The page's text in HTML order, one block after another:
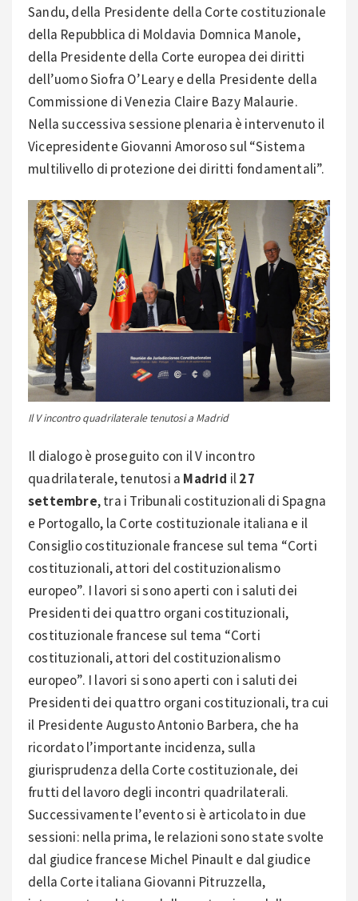
Sandu, della Presidente della Corte costituzionale
della Repubblica di Moldavia Domnica Manole,
della Presidente della Corte europea dei diritti
dell’uomo Siofra O’Leary e della Presidente della
Commissione di Venezia Claire Bazy Malaurie.
Nella successiva sessione plenaria è intervenuto il
Vicepresidente Giovanni Amoroso sul “Sistema
multilivello di protezione dei diritti fondamentali”.
Il V incontro quadrilaterale tenutosi a Madrid
Il dialogo è proseguito con il V incontro
quadrilaterale, tenutosi a Madrid il27
settembre, tra i Tribunali costituzionali di Spagna
e Portogallo, la Corte costituzionale italiana e il
Consiglio costituzionale francese sul tema “Corti
costituzionali, attori del costituzionalismo
europeo”. I lavori si sono aperti con i saluti dei
Presidenti dei quattro organi costituzionali,
costituzionale francese sul tema “Corti
costituzionali, attori del costituzionalismo
europeo”. I lavori si sono aperti con i saluti dei
Presidenti dei quattro organi costituzionali, tra cui
il Presidente Augusto Antonio Barbera, che ha
ricordato l’importante incidenza, sulla
giurisprudenza della Corte costituzionale, dei
frutti del lavoro degli incontri quadrilaterali.
Successivamente l’evento si è articolato in due
sessioni: nella prima, le relazioni sono state svolte
dal giudice francese Michel Pinault e dal giudice
della Corte italiana Giovanni Pitruzzella,